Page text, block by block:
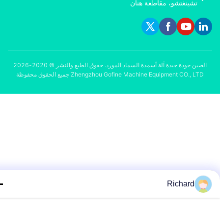
تشينغتشو، مقاطعة هنان
الصين جودة جيدة آلة أسمدة السماد المورد. حقوق الطبع والنشر © 2020-2026
Zhengzhou Gofine Machine Equipment CO., LTD جميع الحقوق محفوظة
Richard